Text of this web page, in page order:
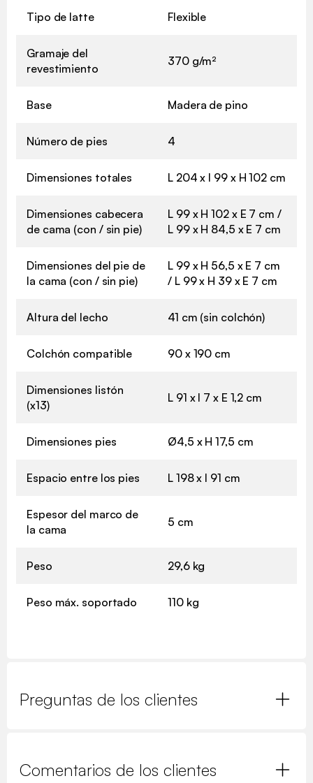
Tipo de latte Flexible
Gramaje del
revestimiento
370 g/m²
Base Madera de pino
Número de pies 4
Dimensiones totales L 204 x l 99 x H 102 cm
Dimensiones cabecera
de cama (con / sin pie)
L 99 x H 102 x E 7 cm /
L 99 x H 84,5 x E 7 cm
Dimensiones del pie de
la cama (con / sin pie)
L 99 x H 56,5 x E 7 cm
/ L 99 x H 39 x E 7 cm
Altura del lecho 41 cm (sin colchón)
Colchón compatible 90 x 190 cm
Dimensiones listón
(x13)
L 91 x l 7 x E 1,2 cm
Dimensiones pies Ø4,5 x H 17,5 cm
Espacio entre los pies L 198 x l 91 cm
Espesor del marco de
la cama
5 cm
Peso 29,6 kg
Peso máx. soportado 110 kg
Preguntas de los clientes
Comentarios de los clientes